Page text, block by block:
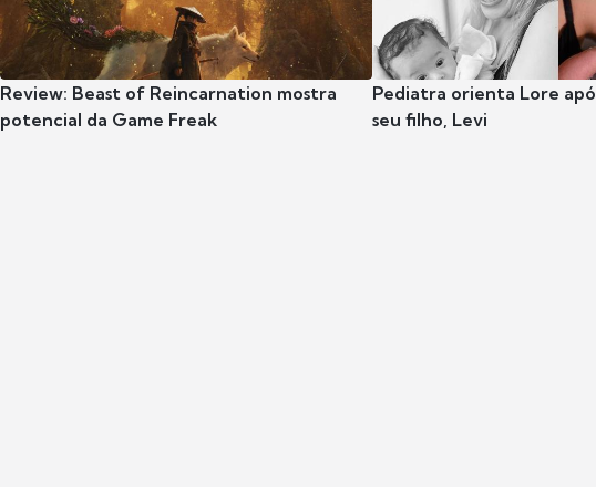
Review: Beast of Reincarnation mostra
potencial da Game Freak
Pediatra orienta Lore
seu filho, Levi